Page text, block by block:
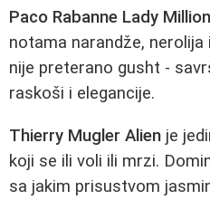
Paco Rabanne Lady Million
notama narandže, nerolija
nije preterano gusht -
raskoši i elegancije.
Thierry Mugler Alien je
koji se ili voli ili mrzi.
sa jakim prisustvom